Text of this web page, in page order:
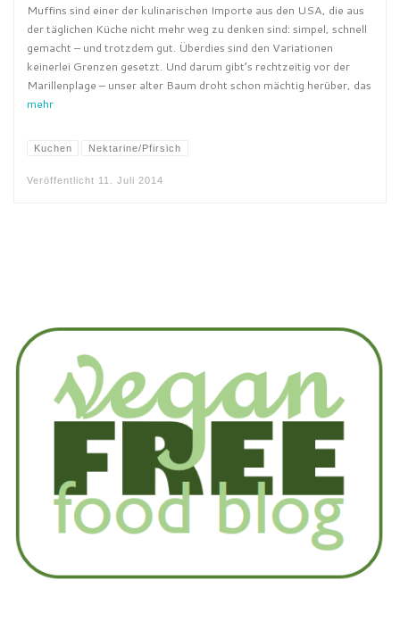
Muffins sind einer der kulinarischen Importe aus den USA, die aus
der täglichen Küche nicht mehr weg zu denken sind: simpel, schnell
gemacht – und trotzdem gut. Überdies sind den Variationen
keinerlei Grenzen gesetzt. Und darum gibt’s rechtzeitig vor der
Marillenplage – unser alter Baum droht schon mächtig herüber, das
mehr
Kuchen Nektarine/Pfirsich
Veröffentlicht 11. Juli 2014